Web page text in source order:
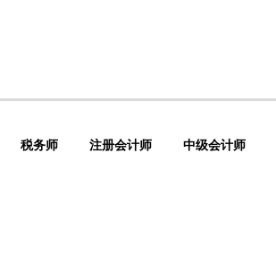
税务师 注册会计师 中级会计师